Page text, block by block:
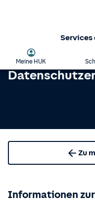
Services
Meine HUK
Zu
Informationen